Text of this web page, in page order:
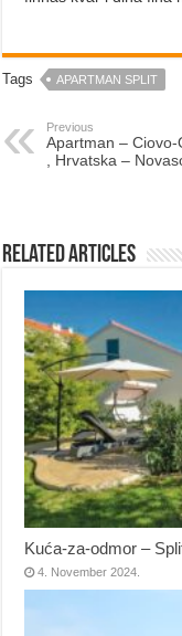
Tags APARTMAN SPLIT
Previous
Apartman –
, Hrvatska –
Related Articles
Kuća-za-odmor –
4. November 2024.